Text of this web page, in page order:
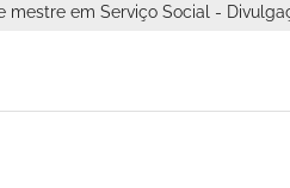
mestre em Serviço Social -